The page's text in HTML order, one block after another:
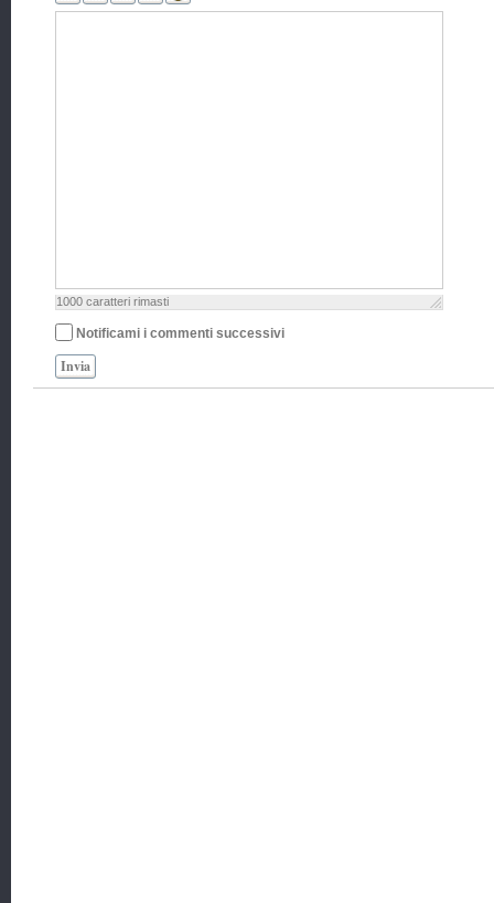
1000 caratteri rimasti
Notificami i commenti successivi
Invia